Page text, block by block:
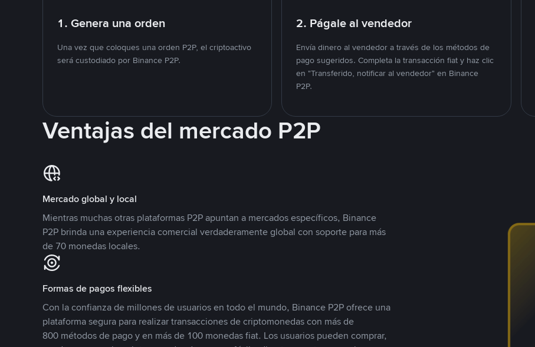
1. Genera una orden
Una vez que coloques una orden P2P, el criptoactivo
será custodiado por Binance P2P.
2. Págale al vendedor
Envía dinero al vendedor a través de los métodos de
pago sugeridos. Completa la transacción fiat y haz clic
en "Transferido, notificar al vendedor" en Binance
P2P.
Ventajas del mercado P2P
Mercado global y local
Mientras muchas otras plataformas P2P apuntan a mercados específicos, Binance
P2P brinda una experiencia comercial verdaderamente global con soporte para más
de 70 monedas locales.
Formas de pagos flexibles
Con la confianza de millones de usuarios en todo el mundo, Binance P2P ofrece una
plataforma segura para realizar transacciones de criptomonedas con más de
800 métodos de pago y en más de 100 monedas fiat. Los usuarios pueden comprar,